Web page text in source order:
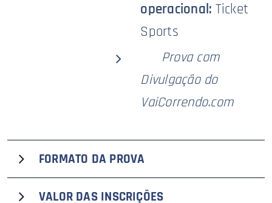
operacional: Ticket
Sports
Prova com
Divulgação do
VaiCorrendo.com
FORMATO DA PROVA
Edição Serrana, que recebe o selo premium
VALOR DAS INSCRIÇÕES